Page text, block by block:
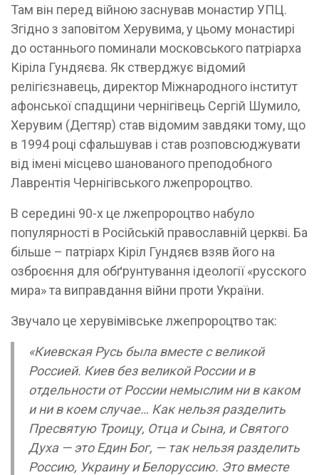
Там він перед війною заснував монастир УПЦ.
Згідно з заповітом Херувима, у цьому монастирі
до останнього поминали московського патріарха
Кіріла Гундяєва. Як стверджує відомий
релігієзнавець, директор Міжнародного інститут
афонської спадщини чернігівець Сергій Шумило,
Херувим (Дегтяр) став відомим завдяки тому, що
в 1994 році сфальшував і став розповсюджувати
від імені місцево шанованого преподобного
Лаврентія Чернігівського лжепророцтво.
В середині 90-х це лжепророцтво набуло
популярності в Російській православній церкві. Ба
більше – патріарх Кіріл Гундяєв взяв його на
озброєння для обґрунтування ідеології «русского
мира» та виправдання війни проти України.
Звучало це херувімівське лжепророцтво так:
«Киевская Русь была вместе с великой
Россией. Киев без великой России и в
отдельности от России немыслим ни в каком
и ни в коем случае… Как нельзя разделить
Пресвятую Троицу, Отца и Сына, и Святого
Духа — это Един Бог, — так нельзя разделить
Россию, Украину и Белоруссию. Это вместе